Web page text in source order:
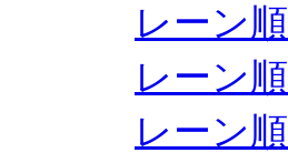
レーン順
レーン順
レーン順